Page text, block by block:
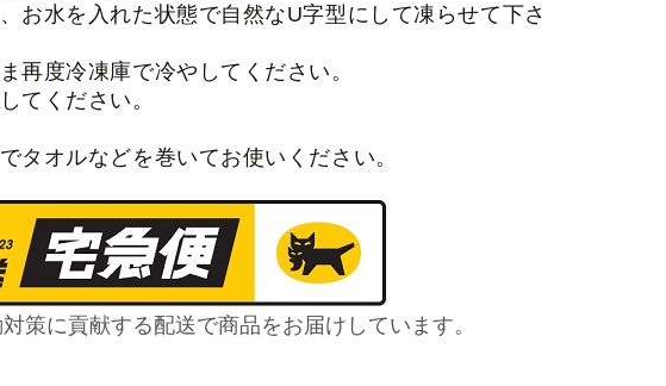
お水を入れた状態で自然なU字型にして凍らせて下さ
再度冷凍庫で冷やしてください。
てください。
タオルなどを巻いてお使いください。
策に貢献する配送で商品をお届けしています。